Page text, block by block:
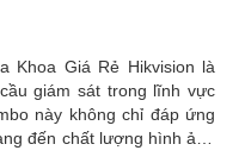
Khoa Giá Rẻ Hikvision là
giám sát trong lĩnh vực
đến chất lượng hình ảnh